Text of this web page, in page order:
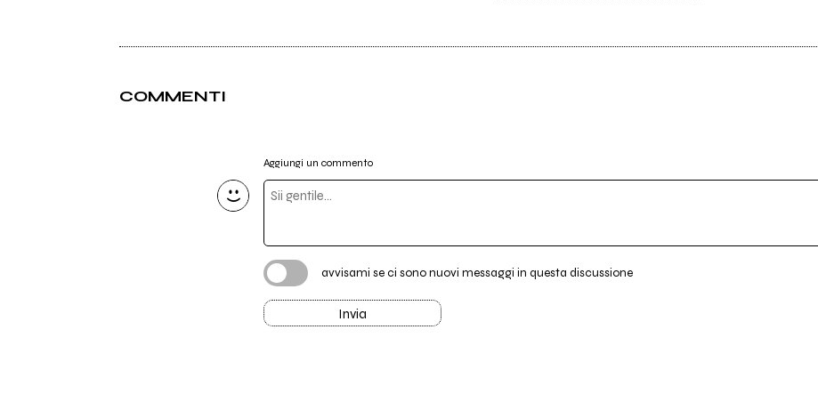
COMMENTI
Aggiungi un commento
avvisami se ci sono nuovi messaggi in questa discussione
Invia